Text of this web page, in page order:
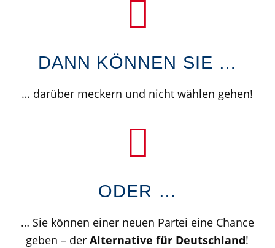
DANN KÖNNEN SIE …
… darüber meckern und nicht wählen gehen!
ODER …
… Sie können einer neuen Partei eine Chance
geben – derAlternative für Deutschland!